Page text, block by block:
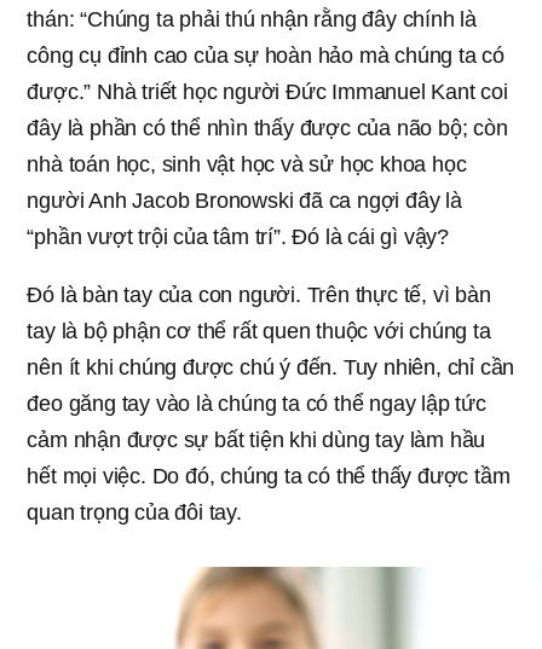
thán: “Chúng ta phải thú nhận rằng đây chính là
công cụ đỉnh cao của sự hoàn hảo mà chúng ta có
được.” Nhà triết học người Đức Immanuel Kant coi
đây là phần có thể nhìn thấy được của não bộ; còn
nhà toán học, sinh vật học và sử học khoa học
người Anh Jacob Bronowski đã ca ngợi đây là
“phần vượt trội của tâm trí”. Đó là cái gì vậy?
Đó là bàn tay của con người. Trên thực tế, vì bàn
tay là bộ phận cơ thể rất quen thuộc với chúng ta
nên ít khi chúng được chú ý đến. Tuy nhiên, chỉ cần
đeo găng tay vào là chúng ta có thể ngay lập tức
cảm nhận được sự bất tiện khi dùng tay làm hầu
hết mọi việc. Do đó, chúng ta có thể thấy được tầm
quan trọng của đôi tay.